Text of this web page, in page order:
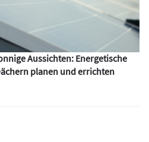
Aussichten: Energetische
planen und errichten